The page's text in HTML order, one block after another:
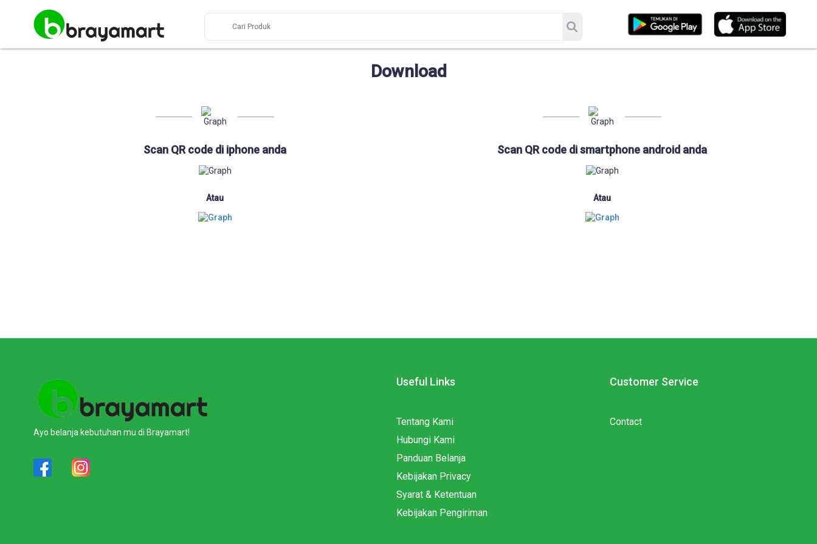
Download
Scan QR code di iphone anda
Atau
Scan QR code di smartphone android anda
Atau
Ayo belanja kebutuhan mu di Brayamart!
Useful Links
Tentang Kami
Hubungi Kami
Panduan Belanja
Kebijakan Privacy
Syarat & Ketentuan
Kebijakan Pengiriman
Customer Service
Contact